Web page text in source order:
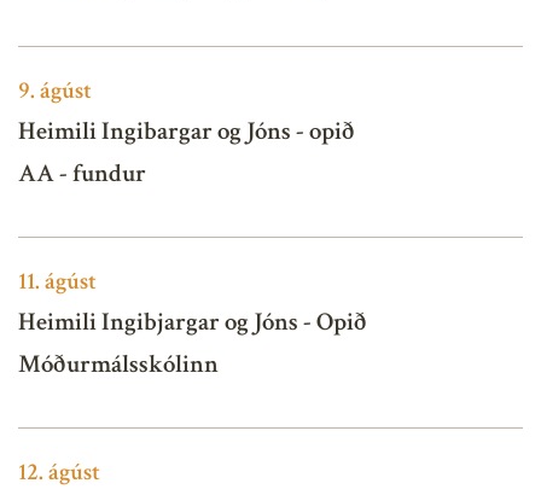
9.ágúst
Heimili Ingibargar og Jóns - opið
AA - fundur
11.ágúst
Heimili Ingibjargar og Jóns - Opið
Móðurmálsskólinn
12.ágúst